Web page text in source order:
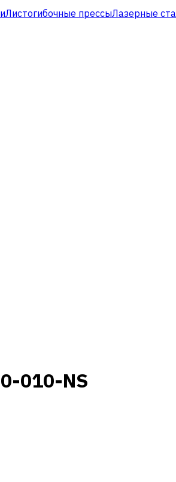
Листогибочные прессыЛазерные
010-NS